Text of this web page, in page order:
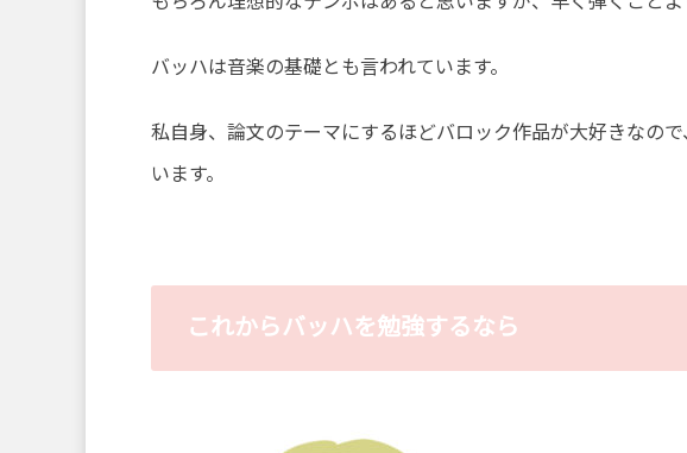
バッハは音楽の基礎とも言われています。
私自身、論文のテーマにするほどバロック作品が大好きなの
います。
これからバッハを勉強するなら